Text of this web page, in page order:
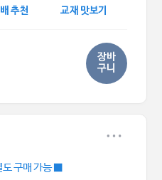
추천 교재 맛보기
장바
구니
도 구매 가능 ■